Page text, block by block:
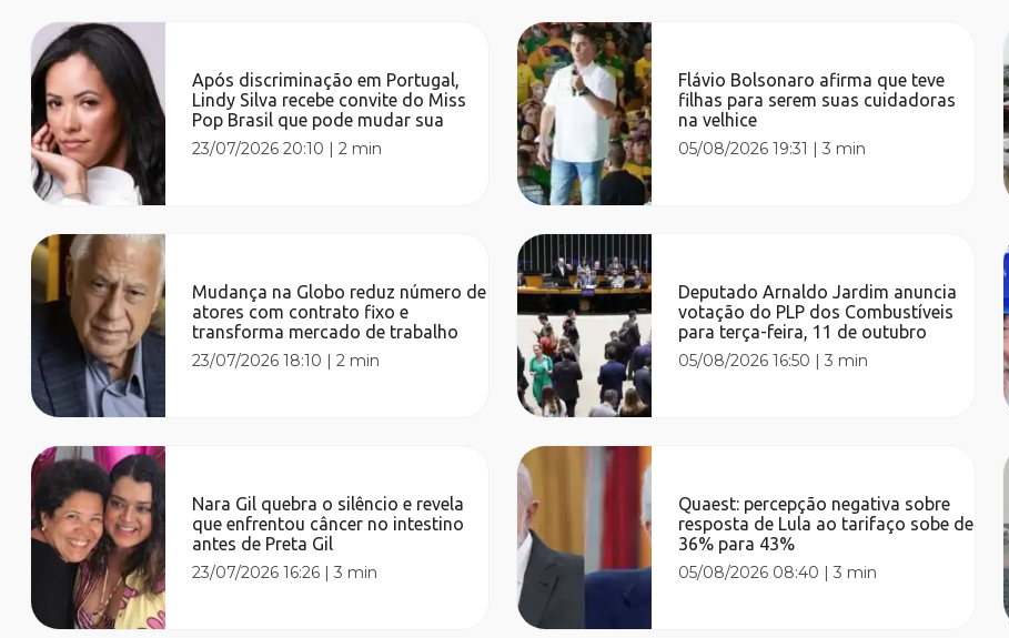
Após discriminação em Portugal,
Lindy Silva recebe convite do Miss
Pop Brasil que pode mudar sua
23/07/2026 20:10 |2 min
Mudança na Globo reduz número de
atores com contrato fixo e
transforma mercado de trabalho
23/07/2026 18:10 |2 min
Nara Gil quebra o silêncio e revela
que enfrentou câncer no intestino
antes de Preta Gil
23/07/2026 16:26 |3 min
Flávio Bolsonaro afirma que teve
filhas para serem suas cuidadoras
na velhice
05/08/2026 19:31 |3 min
Deputado Arnaldo Jardim anuncia
votação do PLP dos Combustíveis
para terça-feira, 11 de outubro
05/08/2026 16:50 |3 min
Quaest: percepção negativa sobre
resposta de Lula ao tarifaço sobe de
36% para 43%
05/08/2026 08:40 |3 min